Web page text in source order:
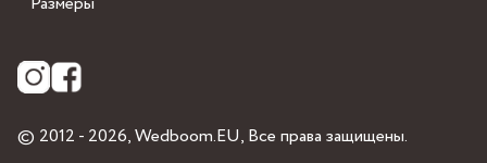
© 2012 - 2026,Wedboom.EU, Все права защищены.